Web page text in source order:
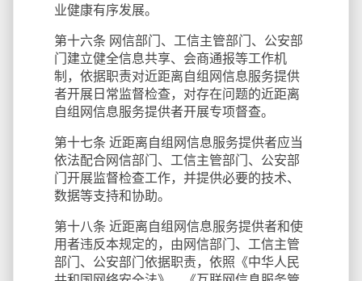
业健康有序发展。
第十六条 网信部门、工信主管部门、公安部
门建立健全信息共享、会商通报等工作机
制，依据职责对近距离自组网信息服务提供
者开展日常监督检查，对存在问题的近距离
自组网信息服务提供者开展专项督查。
第十七条 近距离自组网信息服务提供者应当
依法配合网信部门、工信主管部门、公安部
门开展监督检查工作，并提供必要的技术、
数据等支持和协助。
第十八条 近距离自组网信息服务提供者和使
用者违反本规定的，由网信部门、工信主管
部门、公安部门依据职责，依照《中华人民